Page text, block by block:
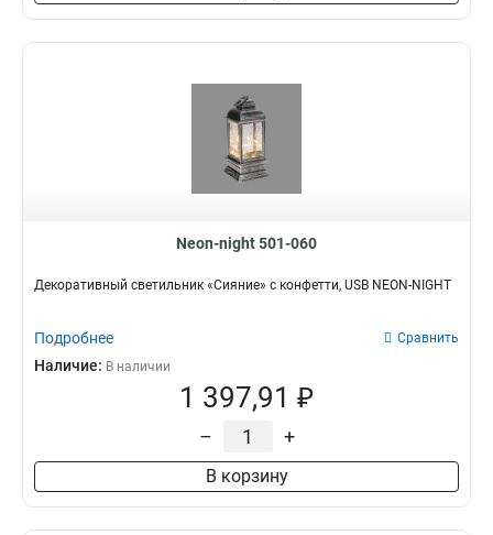
Neon-night 501-060
Декоративный светильник «Сияние» с конфетти, USB NEON-NIGHT
Подробнее Сравнить
Наличие: В наличии
1 397,91 ₽
– +
В корзину